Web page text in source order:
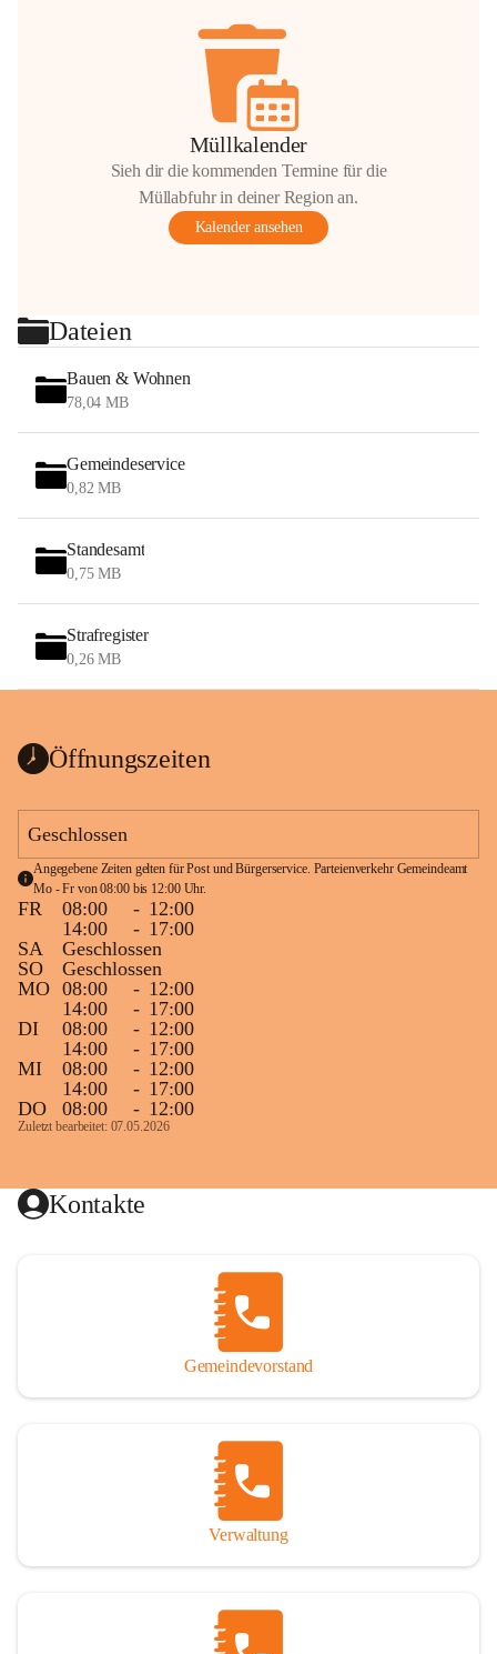
Müllkalender
Sieh dir die kommenden Termine für die
Müllabfuhr in deiner Region an.
Kalender ansehen
Dateien
Bauen & Wohnen
78,04 MB
Gemeindeservice
0,82 MB
Standesamt
0,75 MB
Strafregister
0,26 MB
Öffnungszeiten
Geschlossen
Angegebene Zeiten gelten für Post und Bürgerservice. Parteienverkehr Gemeindeamt
Mo - Fr von 08:00 bis 12:00 Uhr.
FR 08:00 - 12:00
14:00
- 17:00
SA
Geschlossen
SO
Geschlossen
MO 08:00 - 12:00
14:00
- 17:00
DI
08:00 - 12:00
14:00
- 17:00
MI
08:00 - 12:00
14:00
- 17:00
DO
08:00 - 12:00
Zuletzt bearbeitet: 07.05.2026
Kontakte
Gemeindevorstand
Verwaltung